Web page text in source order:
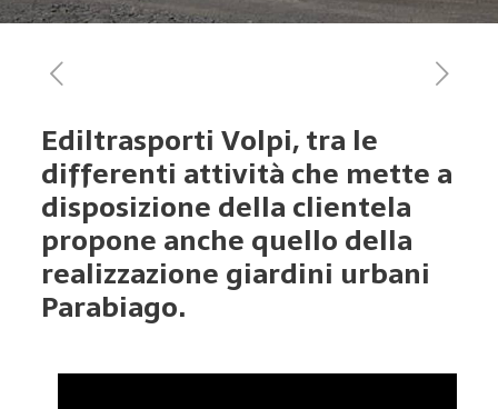
Ediltrasporti Volpi, tra le
differenti attività che mette a
disposizione della clientela
propone anche quello della
realizzazione giardini urbani
Parabiago.